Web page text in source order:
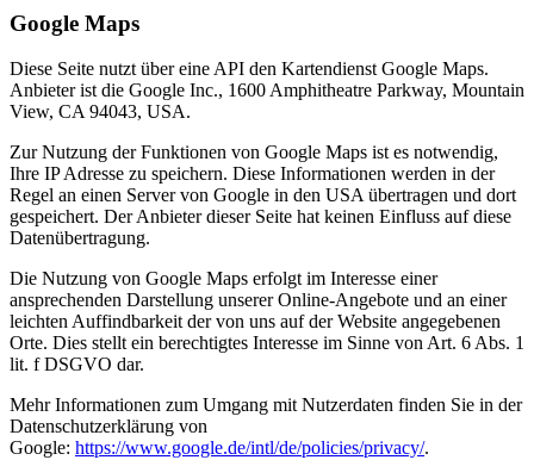
Google Maps
Diese Seite nutzt über eine API den Kartendienst Google Maps.
Anbieter ist die Google Inc., 1600 Amphitheatre Parkway, Mountain
View, CA 94043, USA.
Zur Nutzung der Funktionen von Google Maps ist es notwendig,
Ihre IP Adresse zu speichern. Diese Informationen werden in der
Regel an einen Server von Google in den USA übertragen und dort
gespeichert. Der Anbieter dieser Seite hat keinen Einfluss auf diese
Datenübertragung.
Die Nutzung von Google Maps erfolgt im Interesse einer
ansprechenden Darstellung unserer Online-Angebote und an einer
leichten Auffindbarkeit der von uns auf der Website angegebenen
Orte. Dies stellt ein berechtigtes Interesse im Sinne von Art. 6 Abs. 1
lit. f DSGVO dar.
Mehr Informationen zum Umgang mit Nutzerdaten finden Sie in der
Datenschutzerklärung von
Google: https://www.google.de/intl/de/policies/privacy/.